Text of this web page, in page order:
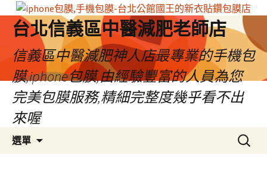
台北信義區中醫減肥老師店
信義區中醫減肥神人店最專業的手機包
膜,iphone包膜,由經驗豐富的人員為您
完美包膜服務,精細完整度幾乎看不出
來喔
選單
搜
尋